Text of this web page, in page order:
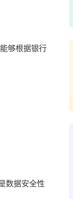
够根据银行
数据安全性